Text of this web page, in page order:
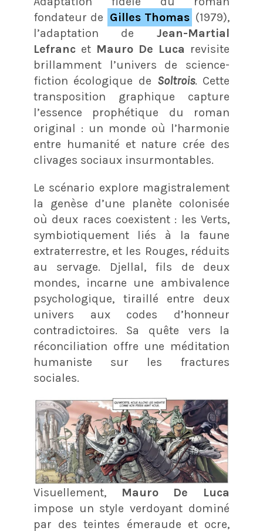
fondateur de Gilles Thomas (1979),
l’adaptation deJean-Martial
Lefrancet Mauro De Luca revisite
brillamment l’univers de science-
fiction écologique de Soltrois. Cette
transposition graphique capture
l’essence prophétique du roman
original : un monde où l’harmonie
entre humanité et nature crée des
clivages sociaux insurmontables.
Le scénario explore magistralement
la genèse d’une planète colonisée
où deux races coexistent : les Verts,
symbiotiquement liés à la faune
extraterrestre, et les Rouges, réduits
au servage. Djellal, fils de deux
mondes, incarne une ambivalence
psychologique, tiraillé entre deux
univers aux codes d’honneur
contradictoires. Sa quête vers la
réconciliation offre une méditation
humaniste sur les fractures
sociales.
Visuellement,
Mauro De Luca
impose un style verdoyant dominé
par des teintes émeraude et ocre,